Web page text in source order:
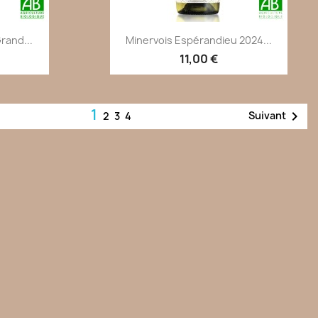
Aperçu rapide
Minervois Espérandieu 2024...
11,00 €
1 2 3 4 Suivant